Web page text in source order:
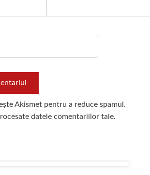
Akismet pentru a reduce spamul.
datele comentariilor tale.